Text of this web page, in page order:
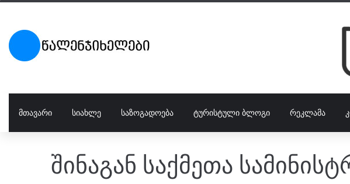
ᲛᲗᲐᲕᲐᲠᲘ ᲡᲘᲐᲮᲚᲔ ᲡᲐᲖᲝᲒᲐᲓᲝᲔᲑᲐ ᲢᲣᲠᲘᲡᲢᲣᲚᲘ ᲑᲚᲝᲒᲘ ᲠᲔᲙᲚᲐᲛᲐ
შინაგან საქმეთა